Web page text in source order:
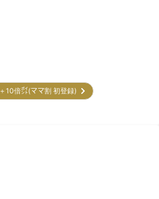
＋10倍㌽(ママ割 初登録)